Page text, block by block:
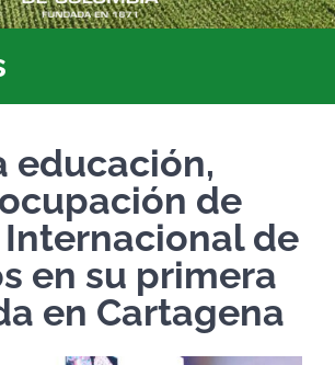
educación,
de
Internacional de
en su primera
en Cartagena